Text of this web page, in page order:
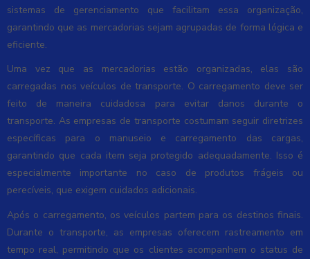
sistemas de gerenciamento que facilitam essa organização,
garantindo que as mercadorias sejam agrupadas de forma lógica e
eficiente.
Uma vez que as mercadorias estão organizadas, elas são
carregadas nos veículos de transporte. O carregamento deve ser
feito de maneira cuidadosa para evitar danos durante o
transporte. As empresas de transporte costumam seguir diretrizes
específicas para o manuseio e carregamento das cargas,
garantindo que cada item seja protegido adequadamente. Isso é
especialmente importante no caso de produtos frágeis ou
perecíveis, que exigem cuidados adicionais.
Após o carregamento, os veículos partem para os destinos finais.
Durante o transporte, as empresas oferecem rastreamento em
tempo real, permitindo que os clientes acompanhem o status de